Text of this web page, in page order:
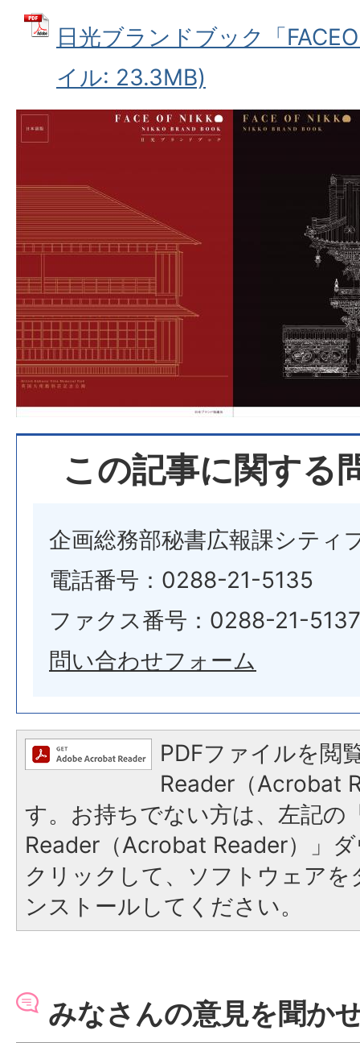
日光ブランドブック「
イル: 23.3MB)
この記事に関する
企画総務部秘書広報課シティ
電話番号：0288-21-5135
ファクス番号：0288-21-5137
問い合わせフォーム
PDFファイルを閲
Reader（Acrobat
す。お持ちでない方は、左記の
Reader（Acrobat Reader）」
クリックして、ソフトウェア
ンストールしてください。
みなさんの意見を聞か